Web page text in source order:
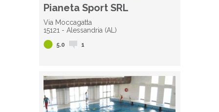
Pianeta Sport SRL
Via Moccagatta
15121 - Alessandria (AL)
5.0 1